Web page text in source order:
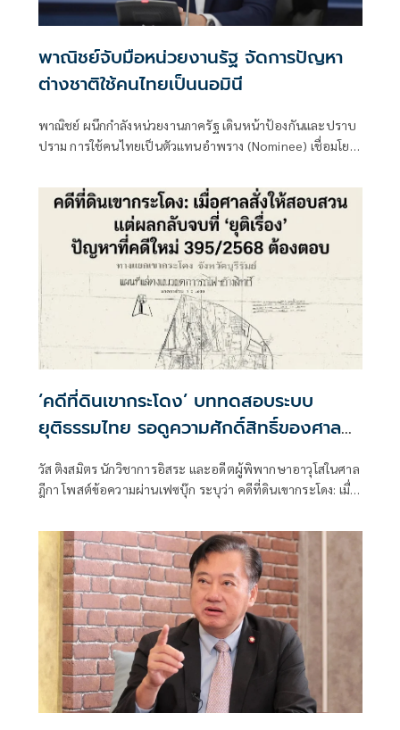
พาณิชย์จับมือหน่วยงานรัฐ จัดการปัญหา
ต่างชาติใช้คนไทยเป็นนอมินี
พาณิชย์ ผนึกกำลังหน่วยงานภาครัฐ เดินหน้าป้องกันและปราบ
ปราม การใช้คนไทยเป็นตัวแทนอำพราง (Nominee) เชื่อมโยง
‘คดีที่ดินเขากระโดง’ บททดสอบระบบ
ยุติธรรมไทย รอดูความศักดิ์สิทธิ์ของศาล
วัส ติงสมิตร นักวิชาการอิสระ และอดีตผู้พิพากษาอาวุโสในศาล
ฎีกา โพสต์ข้อความผ่านเฟซบุ๊ก ระบุว่า คดีที่ดินเขากระโดง: เมื่อ
395/2568 ต้องตอบ